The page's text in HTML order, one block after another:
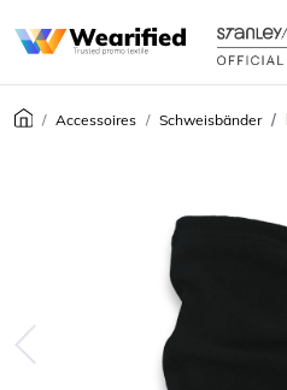
Accessoires Schweisbänder